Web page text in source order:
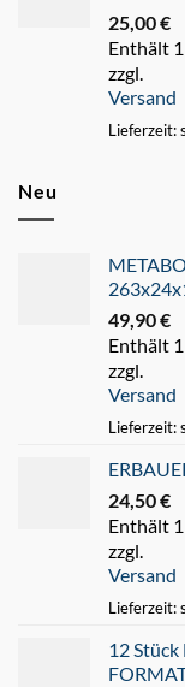
25,00€
Enthält
zzgl.
Versand
Lieferzeit:
Neu
49,90€
Enthält
zzgl.
Versand
Lieferzeit:
24,50€
Enthält
zzgl.
Versand
Lieferzeit:
12 Stück